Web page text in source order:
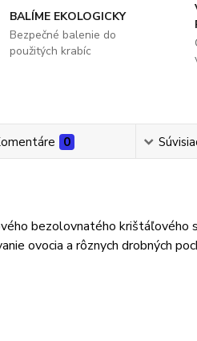
BALÍME EKOLOGICKY
Bezpečné balenie do
použitých krabíc
0
bezolovnatého krištáľového
ovocia a rôznych drobných